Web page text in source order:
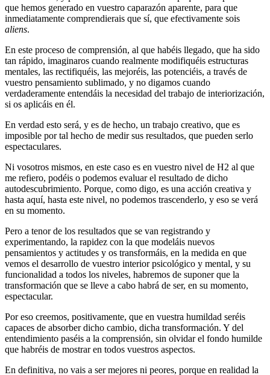
que hemos generado en vuestro caparazón aparente, para que
inmediatamente comprendierais que sí, que efectivamente sois
aliens.
En este proceso de comprensión, al que habéis llegado, que ha sido
tan rápido, imaginaros cuando realmente modifiquéis estructuras
mentales, las rectifiquéis, las mejoréis, las potenciéis, a través de
vuestro pensamiento sublimado, y no digamos cuando
verdaderamente entendáis la necesidad del trabajo de interiorización,
si os aplicáis en él.
En verdad esto será, y es de hecho, un trabajo creativo, que es
imposible por tal hecho de medir sus resultados, que pueden serlo
espectaculares.
Ni vosotros mismos, en este caso es en vuestro nivel de H2 al que
me refiero, podéis o podemos evaluar el resultado de dicho
autodescubrimiento. Porque, como digo, es una acción creativa y
hasta aquí, hasta este nivel, no podemos trascenderlo, y eso se verá
en su momento.
Pero a tenor de los resultados que se van registrando y
experimentando, la rapidez con la que modeláis nuevos
pensamientos y actitudes y os transformáis, en la medida en que
vemos el desarrollo de vuestro interior psicológico y mental, y su
funcionalidad a todos los niveles, habremos de suponer que la
transformación que se lleve a cabo habrá de ser, en su momento,
espectacular.
Por eso creemos, positivamente, que en vuestra humildad seréis
capaces de absorber dicho cambio, dicha transformación. Y del
entendimiento paséis a la comprensión, sin olvidar el fondo humilde
que habréis de mostrar en todos vuestros aspectos.
En definitiva, no vais a ser mejores ni peores, porque en realidad la